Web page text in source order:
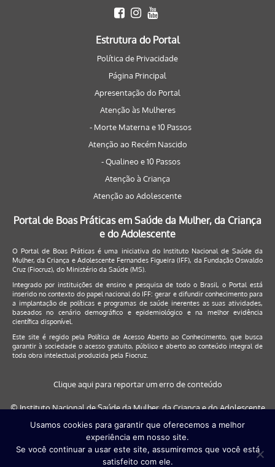
Estrutura do Portal
Política de Privacidade
Página Principal
Apresentação do Portal
Atenção às Mulheres
- Morte Materna e 10 Passos
Atenção ao Recém Nascido
- Qualineo e 10 Passos
Atenção à Criança
Atenção ao Adolescente
Portal de Boas Práticas em Saúde da Mulher, da Criança
e do Adolescente
O Portal de Boas Práticas é uma iniciativa do Instituto Nacional de Saúde da
Mulher, da Criança e Adolescente Fernandes Figueira (IFF), da Fundação Oswaldo
Cruz (Fiocruz), do Ministério da Saúde (MS).
Integrado por instituições de ensino e pesquisa de todo o Brasil, o Portal está
inserido no contexto do papel nacional do IFF: gerar e difundir conhecimento para
a implantação de políticas e programas de saúde inerentes as suas atividades,
baseados no cenário demográfico e epidemiológico e na melhor evidência
científica disponível.
Este site é regido pela Política de Acesso Aberto ao Conhecimento, que busca
garantir à sociedade o acesso gratuito, público e aberto ao conteúdo integral de
toda obra intelectual produzida pela Fiocruz.
Clique aqui para reportar um erro de conteúdo
© Instituto Nacional de Saúde da Mulher, da Criança e do Adolescente
Este site será melhor visualizado nos navegadores: Google Chrome (a
partir da versão 30) | Internet Explorer (a partir da versão 9) | FireFox (
a partir da versão 29)
Usamos cookies para garantir que oferecemos a melhor
experiência em nosso site.
Se você continuar a usar este site, assumiremos que você está
satisfeito com ele.